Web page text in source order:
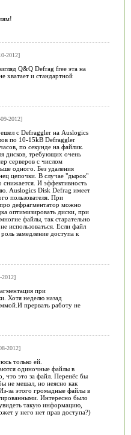
2012]
Q&Q Defrag free эта на
хватает и стандартной
2012]
с Defraggler на Auslogics
по 10-15kB Defraggler
по секунде на файлик.
дисков, требующих очень
серверов с числом
одного. Без удаления
цепочки. В случае "дырок"
снижается. И эффективность
Auslogics Disk Defrag имеет
пользователя. При
дефрагментатор можно
оптимизировать диски, при
файлы, так старательно
использоваться. Если файл
замедление доступа к
при
Хотя неделю назад
прервать работу не
2012]
только ей.
одиночные файлы в
что это за файл. Перенёс бы
не мешал, но неясно как
за этого громадные файлы в
Интересно было
такую информацию,
у него нет прав доступа?)